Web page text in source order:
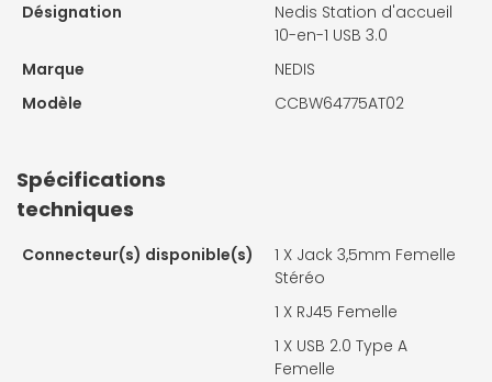
Désignation
Nedis Station d'accueil
10-en-1 USB 3.0
Marque
NEDIS
Modèle
CCBW64775AT02
Spécifications
techniques
Connecteur(s) disponible(s) 1 X Jack 3,5mm Femelle
Stéréo
1 X RJ45 Femelle
1 X USB 2.0 Type A
Femelle